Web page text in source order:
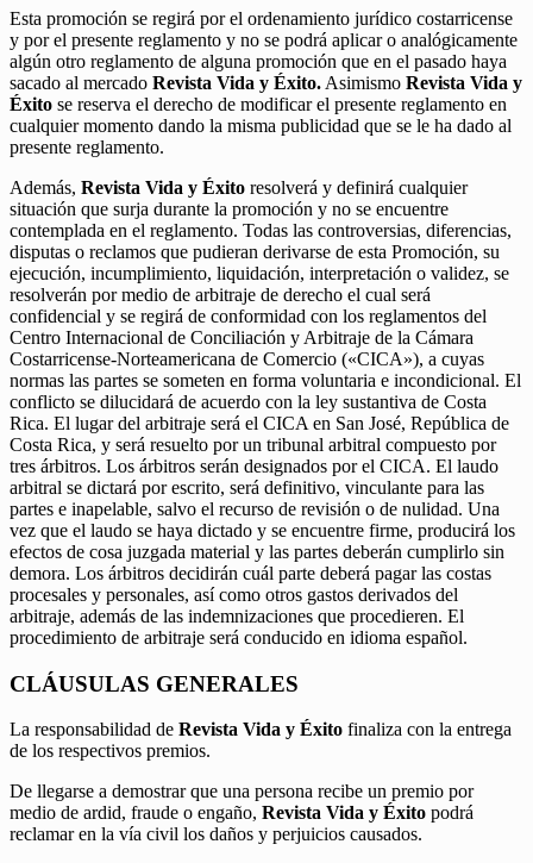
Esta promoción se regirá por el ordenamiento jurídico costarricense
y por el presente reglamento y no se podrá aplicar o analógicamente
algún otro reglamento de alguna promoción que en el pasado haya
sacado al mercado Revista Vida y Éxito. Asimismo Revista Vida y
Éxito se reserva el derecho de modificar el presente reglamento en
cualquier momento dando la misma publicidad que se le ha dado al
presente reglamento.
Además, Revista Vida y Éxito resolverá y definirá cualquier
situación que surja durante la promoción y no se encuentre
contemplada en el reglamento. Todas las controversias, diferencias,
disputas o reclamos que pudieran derivarse de esta Promoción, su
ejecución, incumplimiento, liquidación, interpretación o validez, se
resolverán por medio de arbitraje de derecho el cual será
confidencial y se regirá de conformidad con los reglamentos del
Centro Internacional de Conciliación y Arbitraje de la Cámara
Costarricense-Norteamericana de Comercio («CICA»), a cuyas
normas las partes se someten en forma voluntaria e incondicional. El
conflicto se dilucidará de acuerdo con la ley sustantiva de Costa
Rica. El lugar del arbitraje será el CICA en San José, República de
Costa Rica, y será resuelto por un tribunal arbitral compuesto por
tres árbitros. Los árbitros serán designados por el CICA. El laudo
arbitral se dictará por escrito, será definitivo, vinculante para las
partes e inapelable, salvo el recurso de revisión o de nulidad. Una
vez que el laudo se haya dictado y se encuentre firme, producirá los
efectos de cosa juzgada material y las partes deberán cumplirlo sin
demora. Los árbitros decidirán cuál parte deberá pagar las costas
procesales y personales, así como otros gastos derivados del
arbitraje, además de las indemnizaciones que procedieren. El
procedimiento de arbitraje será conducido en idioma español.
CLÁUSULAS GENERALES
La responsabilidad de Revista Vida y Éxito finaliza con la entrega
de los respectivos premios.
De llegarse a demostrar que una persona recibe un premio por
medio de ardid, fraude o engaño, Revista Vida y Éxito podrá
reclamar en la vía civil los daños y perjuicios causados.